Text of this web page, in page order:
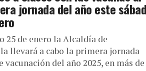
jornada del año este
25 de enero la Alcaldía de
llevará a cabo la primera jornada
vacunación del año 2025, en más de